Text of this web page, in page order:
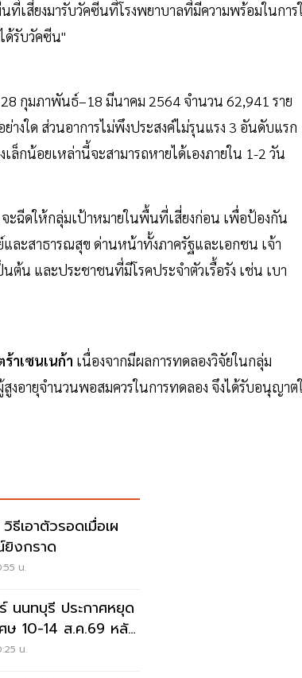
เสี่ยงมารับวัคซีนที่โรงพยาบาลที่มีความพร้อมในการ
ด้รับวัคซีน"
กุมภาพันธ์–18 มีนาคม 2564 จำนวน 62,941 ราย
งใด ส่วนอาการไม่พึงประสงค์ไม่รุนแรง 3 อันดับแรก
ล็กน้อยเหล่านี้จะสามารถหายได้เองภายใน 1-2 วัน
ะฉีดให้กลุ่มเป้าหมายในพื้นที่เสี่ยงก่อน เพื่อป้องกัน
ละสาธารณสุข ด่านหน้าทั้งภาครัฐและเอกชน เจ้า
น และประชาชนที่มีโรคประจำตัวเรื้อรัง เช่น เบา
าเซนเนก้า เนื่องจากมีผลการทดลองวิจัยในกลุ่ม
อายุจำนวนพอสมควรในการทดลอง จึงได้รับอนุญาต
งกราด
น.
นนทบุรี ประกาศหยุด
ษ 10-14 ส.ค.69 หลัง
น.